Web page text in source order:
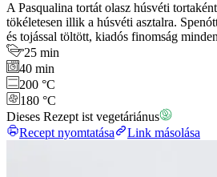
A Pasqualina tortát olasz húsvéti
tökéletesen illik a húsvéti asztalra.
és tojással töltött, kiadós finomság
25 min
40 min
200 °C
180 °C
Dieses Rezept ist vegetáriánus
Recept nyomtatása
Link másolása